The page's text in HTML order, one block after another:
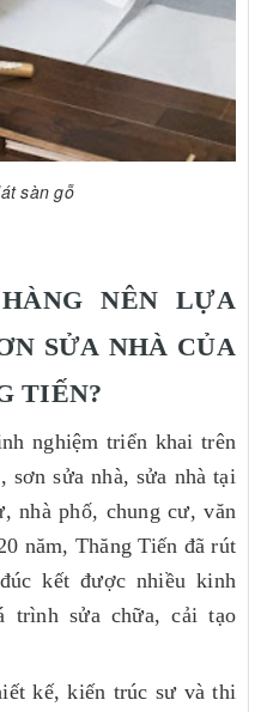
sàn gỗ
NÊN LỰA
SỬA NHÀ CỦA
TIẾN?
nghiệm triển khai trên
sơn sửa nhà, sửa nhà tại
nhà phố, chung cư, văn
năm, Thăng Tiến đã rút
kết được nhiều kinh
trình sửa chữa, cải tạo
kế, kiến trúc sư và thi